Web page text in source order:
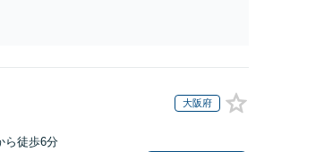
大阪府
ら徒歩6分